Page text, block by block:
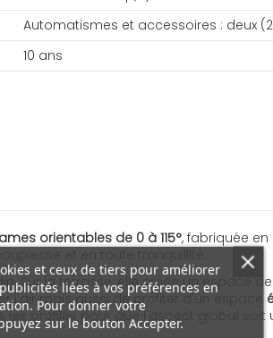
Automatismes et accessoires : deux
10 ans
orientables de 0 à 115°, fabriquée
et en toute tranquillité.
Sur la terrasse, elle créée un espace
l'air mais aussi de profiter d'un espace
profilés pour que l'aspect global soit
et ceux de tiers pour améliorer
liées à vos préférences en
Pour donner votre
sur le bouton Accepter.